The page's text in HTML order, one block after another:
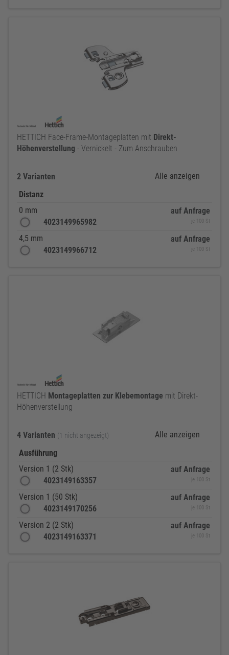
HETTICH Face-Frame-Montageplatten mit Direkt-
Höhenverstellung - Vernickelt - Zum Anschrauben
2 Varianten
Alle anzeigen
Distanz
0 mm
4023149965982
auf Anfrage
je 100 St
4,5 mm
4023149966712
auf Anfrage
je 100 St
HETTICH Montageplatten zur Klebemontage mit Direkt-
Höhenverstellung
4 Varianten (1 nicht angezeigt)
Alle anzeigen
Ausführung
Version 1 (2 Stk)
4023149163357
auf Anfrage
je 100 St
Version 1 (50 Stk)
4023149170256
auf Anfrage
je 100 St
Version 2 (2 Stk)
4023149163371
auf Anfrage
je 100 St